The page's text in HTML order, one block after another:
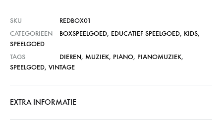
SKU
REDBOX01
CATEGORIEEN
BOXSPEELGOED, EDUCATIEF SPEELGOED, KIDS,
SPEELGOED
TAGS
DIEREN, MUZIEK, PIANO, PIANOMUZIEK,
SPEELGOED, VINTAGE
EXTRA INFORMATIE